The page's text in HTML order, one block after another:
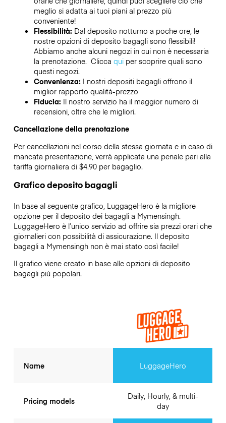
meglio si adatta ai tuoi piani al prezzo più
conveniente!
Flessibilità: Dal deposito notturno a poche ore, le
nostre opzioni di deposito bagagli sono flessibili!
Abbiamo anche alcuni negozi in cui non è necessaria
la prenotazione. Clicca quiper scoprire quali sono
questi negozi.
Convenienza: I nostri depositi bagagli offrono il
miglior rapporto qualità-prezzo
Fiducia: Il nostro servizio ha il maggior numero di
recensioni, oltre che le migliori.
Cancellazione della prenotazione
Per cancellazioni nel corso della stessa giornata e in caso di
mancata presentazione, verrà applicata una penale pari alla
tariffa giornaliera di $4.90 per bagaglio.
Grafico deposito bagagli
In base al seguente grafico, LuggageHero è la migliore
opzione per il deposito dei bagagli a Mymensingh.
LuggageHero è l’unico servizio ad offrire sia prezzi orari che
giornalieri con possibilità di assicurazione. Il deposito
bagagli a Mymensinghnon è mai stato così facile!
Il grafico viene creato in base alle opzioni di deposito
bagagli più popolari.
Name
Pricing models
LuggageHero
Daily, Hourly, & multi-
day